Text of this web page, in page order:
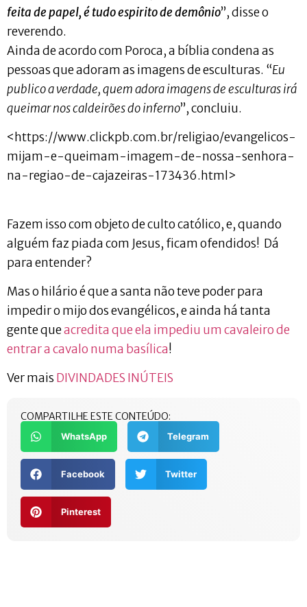
feita de papel, é tudo espirito de demônio”, disse o
reverendo.
Ainda de acordo com Poroca, a bíblia condena as
pessoas que adoram as imagens de esculturas. “Eu
publico a verdade, quem adora imagens de esculturas irá
queimar nos caldeirões do inferno”, concluiu.
<https://www.clickpb.com.br/religiao/evangelicos-
mijam-e-queimam-imagem-de-nossa-senhora-
na-regiao-de-cajazeiras-173436.html>
Fazem isso com objeto de culto católico, e, quando
alguém faz piada com Jesus, ficam ofendidos! Dá
para entender?
Mas o hilário é que a santa não teve poder para
impedir o mijo dos evangélicos, e ainda há tanta
gente queacredita que ela impediu um cavaleiro de
entrar a cavalo numa basílica!
Ver mais DIVINDADES INÚTEIS
COMPARTILHE ESTE CONTEÚDO:
WhatsApp Telegram
Facebook Twitter
Pinterest